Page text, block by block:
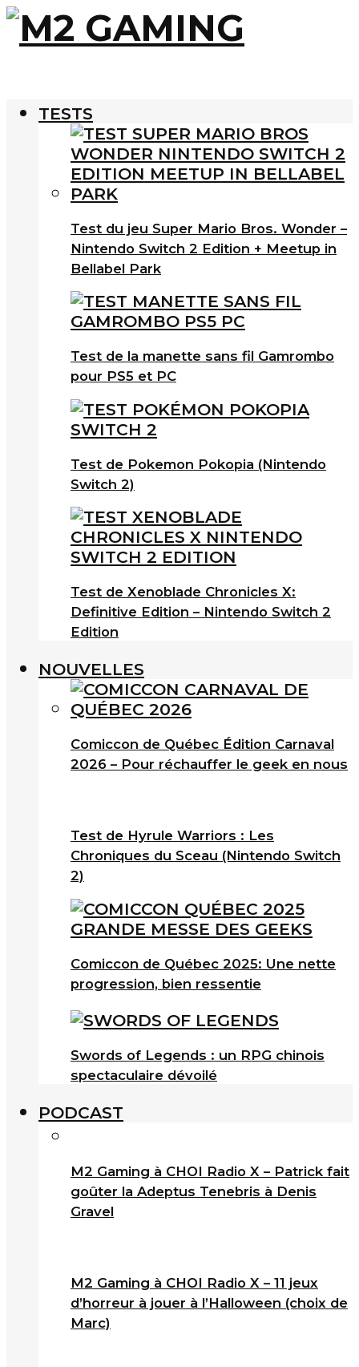
TESTS
Test du jeu Super Mario Bros. Wonder –
Nintendo Switch 2 Edition + Meetup in
Bellabel Park
Test de la manette sans fil Gamrombo
pour PS5 et PC
Test de Pokemon Pokopia (Nintendo
Switch 2)
Test de Xenoblade Chronicles X:
Definitive Edition – Nintendo Switch 2
Edition
NOUVELLES
Comiccon de Québec Édition Carnaval
2026 – Pour réchauffer le geek en nous
Test de Hyrule Warriors : Les
Chroniques du Sceau (Nintendo Switch
2)
Comiccon de Québec 2025: Une nette
progression, bien ressentie
Swords of Legends : un RPG chinois
spectaculaire dévoilé
PODCAST
M2 Gaming à CHOI Radio X – Patrick fait
goûter la Adeptus Tenebris à Denis
Gravel
M2 Gaming à CHOI Radio X – 11 jeux
d’horreur à jouer à l’Halloween (choix de
Marc)